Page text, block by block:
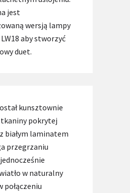
jest
wersją lampy
aby stworzyć
duet.
kunsztownie
pokrytej
białym laminatem
przegrzaniu
w naturalny
połączeniu